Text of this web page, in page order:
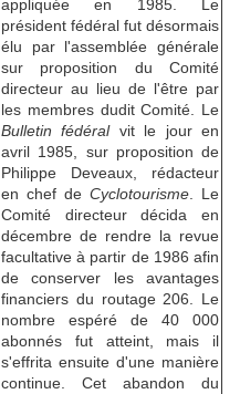
appliquée en 1985. Le
président fédéral fut désormais
élu par l'assemblée générale
sur proposition du Comité
directeur au lieu de l'être par
les membres dudit Comité. Le
Bulletin fédéralvit le jour en
avril 1985, sur proposition de
Philippe Deveaux, rédacteur
en chef de Cyclotourisme . Le
Comité directeur décida en
décembre de rendre la revue
facultative à partir de 1986 afin
de conserver les avantages
financiers du routage 206. Le
nombre espéré de 40 000
abonnés fut atteint, mais il
s'effrita ensuite d'une manière
continue. Cet abandon du